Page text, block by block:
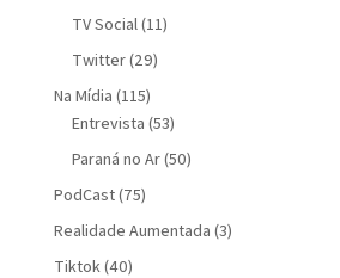
TV Social (11)
Twitter(29)
Na Mídia (115)
Entrevista (53)
Paraná no Ar(50)
PodCast(75)
Realidade Aumentada (3)
Tiktok (40)